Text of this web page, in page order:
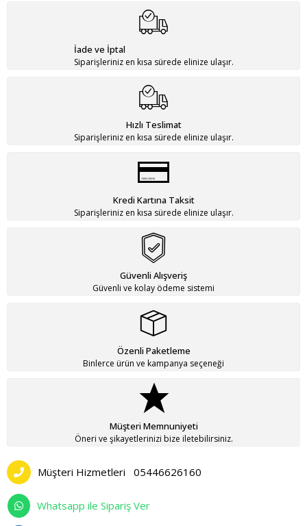
İade ve İptal
Siparişleriniz en kısa sürede elinize ulaşır.
Hızlı Teslimat
Siparişleriniz en kısa sürede elinize ulaşır.
Kredi Kartına Taksit
Siparişleriniz en kısa sürede elinize ulaşır.
Güvenli Alışveriş
Güvenli ve kolay ödeme sistemi
Özenli Paketleme
Binlerce ürün ve kampanya seçeneği
Müşteri Memnuniyeti
Öneri ve şikayetlerinizi bize iletebilirsiniz.
Müşteri Hizmetleri 05446626160
Whatsapp ile Sipariş Ver